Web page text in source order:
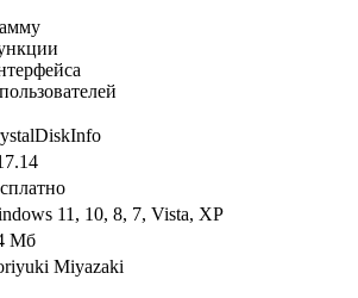
11, 10, 8, 7, Vista, XP
Мб
Miyazaki